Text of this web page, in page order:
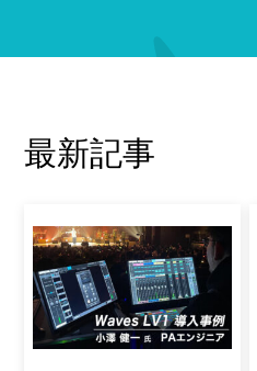
最新記事